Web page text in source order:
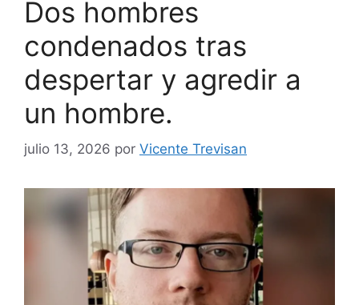
Dos hombres
condenados tras
despertar y agredir a
un hombre.
julio 13, 2026 por Vicente Trevisan